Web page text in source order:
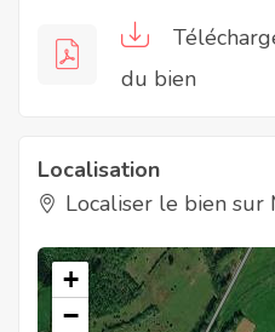
du bien
Localisation
Localiser le bien sur
+
−